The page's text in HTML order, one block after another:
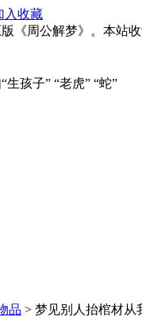
入收藏
《周公解梦》。本站
孩子” “老虎” “蛇”
品 > 梦见别人抬棺材从